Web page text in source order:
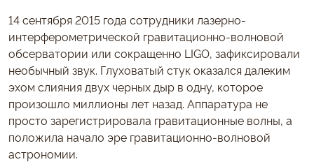
14 сентября 2015 года сотрудники лазерно-
интерферометрической гравитационно-волновой
обсерватории или сокращенно LIGO, зафиксировали
необычный звук. Глуховатый стук оказался далеким
эхом слияния двух черных дыр в одну, которое
произошло миллионы лет назад. Аппаратура не
просто зарегистрировала гравитационные волны, а
положила начало эре гравитационно-волновой
астрономии.